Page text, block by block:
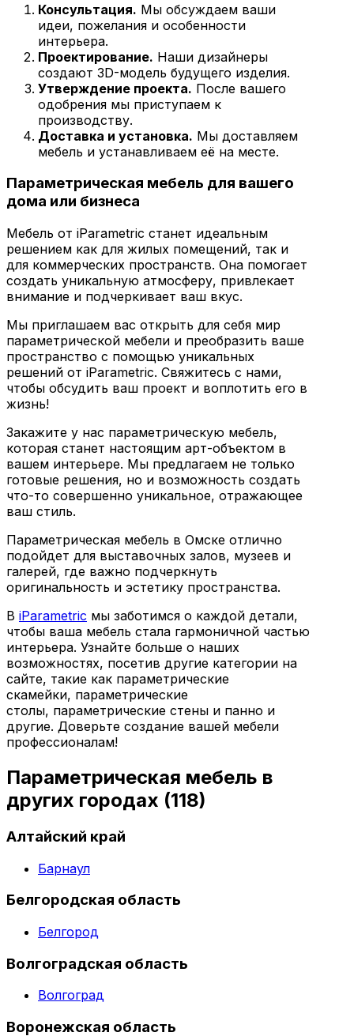
Консультация. Мы обсуждаем ваши
идеи, пожелания и особенности
интерьера.
Проектирование. Наши дизайнеры
создают 3D-модель будущего изделия.
Утверждение проекта. После вашего
одобрения мы приступаем к
производству.
Доставка и установка. Мы доставляем
мебель и устанавливаем её на месте.
Параметрическая мебель для вашего
дома или бизнеса
Мебель от iParametric станет идеальным
решением как для жилых помещений, так и
для коммерческих пространств. Она помогает
создать уникальную атмосферу, привлекает
внимание и подчеркивает ваш вкус.
Мы приглашаем вас открыть для себя мир
параметрической мебели и преобразить ваше
пространство с помощью уникальных
решений от iParametric. Свяжитесь с нами,
чтобы обсудить ваш проект и воплотить его в
жизнь!
Закажите у нас параметрическую мебель,
которая станет настоящим арт-объектом в
вашем интерьере. Мы предлагаем не только
готовые решения, но и возможность создать
что-то совершенно уникальное, отражающее
ваш стиль.
Параметрическая мебель в Омске отлично
подойдет для выставочных залов, музеев и
галерей, где важно подчеркнуть
оригинальность и эстетику пространства.
В iParametric мы заботимся о каждой детали,
чтобы ваша мебель стала гармоничной частью
интерьера. Узнайте больше о наших
возможностях, посетив другие категории на
сайте, такие как параметрические
скамейки, параметрические
столы, параметрические стены и панно и
другие. Доверьте создание вашей мебели
профессионалам!
Параметрическая мебель в
других городах (118)
Алтайский край
Барнаул
Белгородская область
Белгород
Волгоградская область
Волгоград
Воронежская область